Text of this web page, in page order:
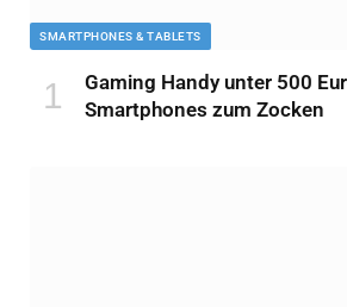
SMARTPHONES & TABLETS
Gaming Handy unter 500
Smartphones zum Zocken